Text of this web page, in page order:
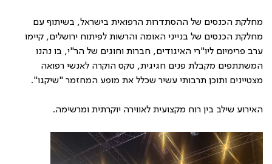
מחלקת הכנסים של ההסתדרות הרפואית בישראל, בשיתוף עם
מחלקת הכנסים של בנייני האומה והרשות לפיתוח ירושלים, קיימו
ערב פרימיום ליו"רי האיגודים, חברות וחוגים של הר"י, בו נהנו
המשתתפים מקבלת פנים חגיגית, טקס הוקרה לאנשי רפואה
מצטיינים ותוכן תרבותי עשיר שכלל את מופע המחזמר "שיקגו".
האירוע שילב בין רוח מקצועית לאווירה יוקרתית ומרשימה.